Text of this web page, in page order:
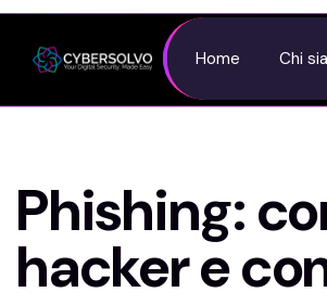
Home Chi
Phishing:
hacker e